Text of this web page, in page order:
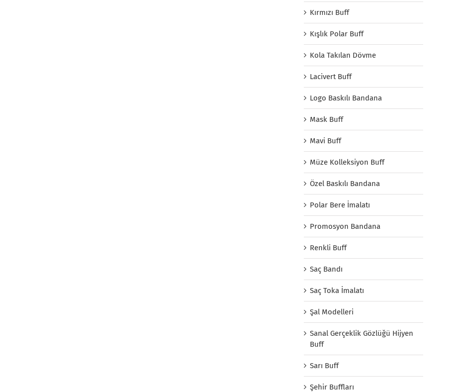
Kırmızı Buff
Kışlık Polar Buff
Kola Takılan Dövme
Lacivert Buff
Logo Baskılı Bandana
Mask Buff
Mavi Buff
Müze Kolleksiyon Buff
Özel Baskılı Bandana
Polar Bere İmalatı
Promosyon Bandana
Renkli Buff
Saç Bandı
Saç Toka İmalatı
Şal Modelleri
Sanal Gerçeklik Gözlüğü Hijyen
Buff
Sarı Buff
Şehir Buffları